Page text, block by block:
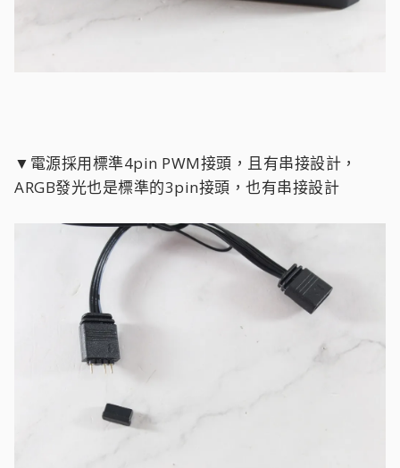
▼電源採用標準4pin PWM接頭，且有串接設計，
ARGB發光也是標準的3pin接頭，也有串接設計